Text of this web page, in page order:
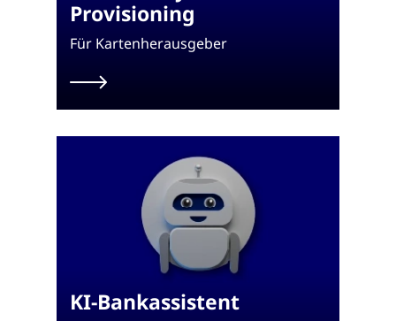
Provisioning
Für Kartenherausgeber
KI-Bankassistent